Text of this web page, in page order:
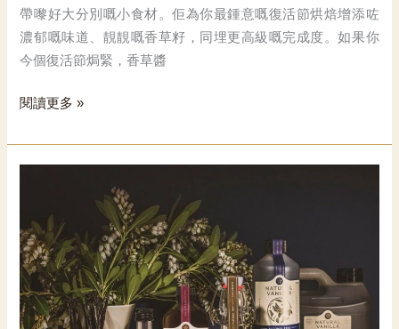
帶嚟好大分別嘅小食材。佢為你最鍾意嘅復活節烘焙增添咗
濃郁嘅味道、靚靚嘅香草籽，同埋更高級嘅完成度。如果你
今個復活節焗緊，香草醬
你
復
焙
閱讀更多 »